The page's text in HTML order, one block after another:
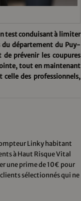
test conduisant à limiter
département du Puy-
prévenir les coupures
tout en maintenant
celle des professionnels,
Linky habitant
à Haut Risque Vital
une prime de 10€ pour
sélectionnés qui ne